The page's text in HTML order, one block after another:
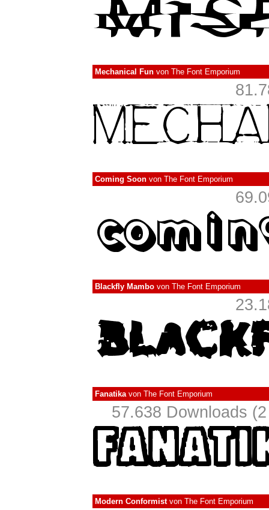
Mechanical Fun von The Font Emporium
Coming Soon von The Font Emporium
Blackfly Mambo von The Font Emporium
Fanatikavon The Font Emporium
57.638 Downloads
Modern Conformistvon The Font Emporium